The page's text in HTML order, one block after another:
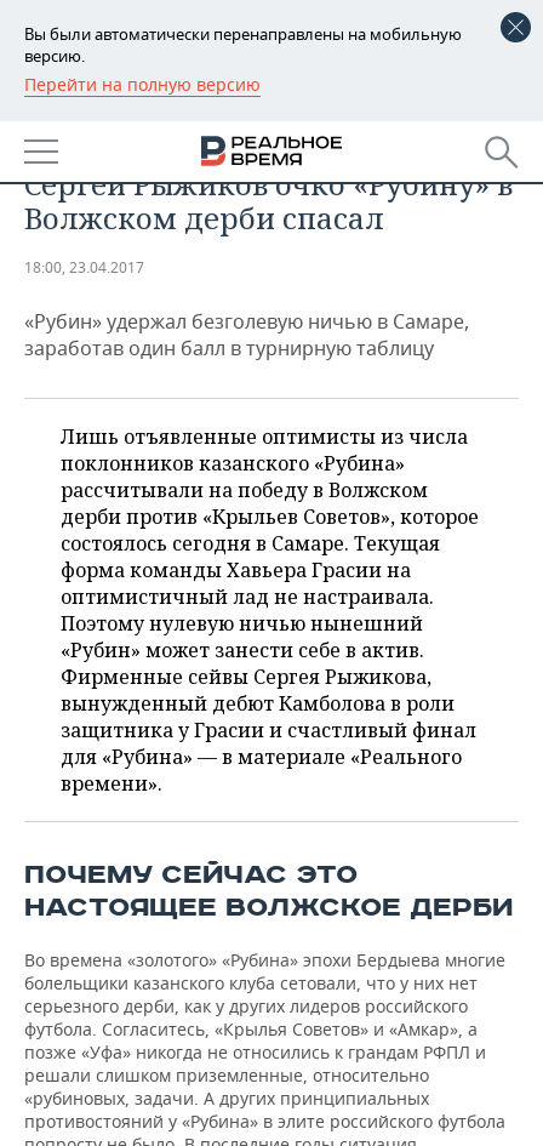
Вы были автоматически перенаправлены на мобильную
версию.
Перейти на полную версию
РЕГИОНЫ
БАШКОРТОСТАН
ТАТАРСТАН
НОВОСТИ
АНАЛИТИКА
ДЕКЛАРАЦИИ О ДОХОДАХ
КОРОЛИ ГОСЗАКАЗА ПФО
КОМУ ПРИНАДЛЕЖАТ
ТОРГОВЫЕ ЦЕНТРЫ
ТАТАРСТАНА
НОВОСТИ ЭКОНОМИКИ
ФИНАНСЫ
БЮДЖЕТ
ИНВЕСТИЦИИ
ПРОМЫШЛЕННОСТЬ
НОВОСТИ
АГРОПРОМ
МАШИНОСТРОЕНИЕ
НЕФТЕХИМИЯ
НЕФТЬ
ОПК
ЭНЕРГЕТИКА
НЕДВИЖИМОСТЬ
НОВОСТИ АВТО
БИЗНЕС
НОВОСТИ БИЗНЕСА
РОЗНИЧНАЯ ТОРГОВЛЯ
ТРАНСПОРТ
УСЛУГИ
ТЕХНОЛОГИИ
НОВОСТИ ТЕХНОЛОГИЙ
МЕДИА
ТЕЛЕКОММУНИКАЦИИ
МЕРОПРИЯТИЯ
НОВОСТИ МЕРОПРИЯТИЙ
ВЫЕЗДНАЯ РЕДАКЦИЯ
БИЗНЕС-БРАНЧИ
ОТКРЫТАЯ ЛЕКЦИЯ
СПОРТ
НОВОСТИ СПОРТА
ФУТБОЛ
БАСКЕТБОЛ
ВОЛЕЙБОЛ
КИБЕРСПОРТ
ФИГУРНОЕ КАТАНИЕ
ВОДНЫЕ ВИДЫ СПОРТА
ОБЩЕСТВО
НОВОСТИ ОБЩЕСТВА
ИНФРАСТРУКТУРА
ИСТОРИЯ
КУЛЬТУРА
МЕДИЦИНА
ОБРАЗОВАНИЕ
ФОТОГАЛЕРЕЯ
СПРАВОЧНИК
СПИСОК ПЕРСОН
СПИСОК КОМПАНИЙ
ПОЛНАЯ ВЕРСИЯ
Когда нули за счастье: как
Сергей Рыжиков очко «Рубину» в
Волжском дерби спасал
18:00, 23.04.2017
«Рубин» удержал безголевую ничью в Самаре,
заработав один балл в турнирную таблицу
Лишь отъявленные оптимисты из числа
поклонников казанского «Рубина»
рассчитывали на победу в Волжском
дерби против «Крыльев Советов», которое
состоялось сегодня в Самаре. Текущая
форма команды Хавьера Грасии на
оптимистичный лад не настраивала.
Поэтому нулевую ничью нынешний
«Рубин» может занести себе в актив.
Фирменные сейвы Сергея Рыжикова,
вынужденный дебют Камболова в роли
защитника у Грасии и счастливый финал
для «Рубина» — в материале «Реального
времени».
ПОЧЕМУ СЕЙЧАС ЭТО
НАСТОЯЩЕЕ ВОЛЖСКОЕ ДЕРБИ
Во времена «золотого» «Рубина» эпохи Бердыева многие
болельщики казанского клуба сетовали, что у них нет
серьезного дерби, как у других лидеров российского
футбола. Согласитесь, «Крылья Советов» и «Амкар», а
позже «Уфа» никогда не относились к грандам РФПЛ и
решали слишком приземленные, относительно
«рубиновых, задачи. А других принципиальных
противостояний у «Рубина» в элите российского футбола